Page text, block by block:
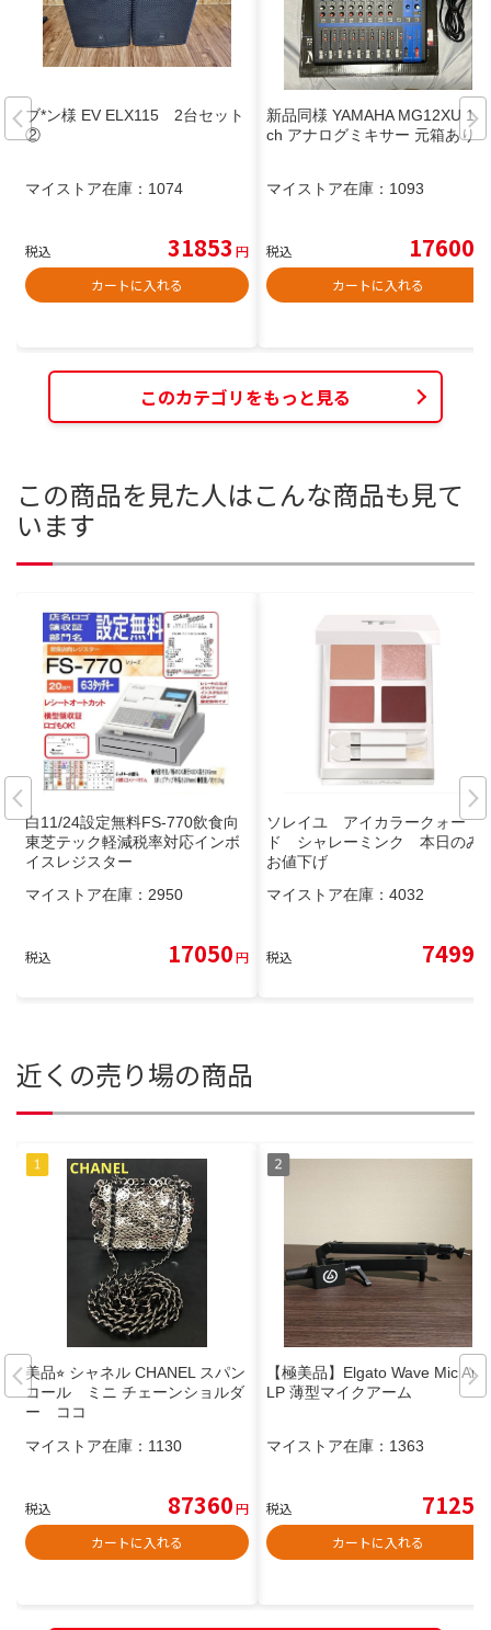
ブ*ン様 EV ELX115 2台セット
②
マイストア在庫： 1074
税込 31853 円
カートに入れる
新品同様 YAMAHA MG12XU 12
ch アナログミキサー 元箱あり
マイストア在庫： 1093
税込 17600
カートに入れる
このカテゴリをもっと見る
この商品を見た人はこんな商品も見て
います
白11/24設定無料FS-770飲食向
東芝テック軽減税率対応インボ
イスレジスター
マイストア在庫： 2950
税込 17050円
ソレイユ アイカラークォー
ド シャレーミンク 本日のみ
お値下げ
マイストア在庫： 4032
税込 7499
近くの売り場の商品
美品⭐︎ シャネル CHANEL スパン
コール ミニ チェーンショルダ
ー ココ
マイストア在庫： 1130
税込 87360円
カートに入れる
​【極美品】Elgato Wave Mic Arm
LP 薄型マイクアーム
マイストア在庫： 1363
税込 7125
カートに入れる